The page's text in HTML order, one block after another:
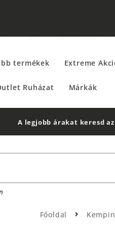
termékek Extreme
Ruházat Márkák
2 db Shimano Aero
Főoldal